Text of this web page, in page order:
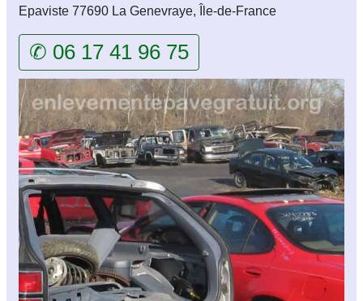
Epaviste 77690 La Genevraye, Île-de-France
✆ 06 17 41 96 75